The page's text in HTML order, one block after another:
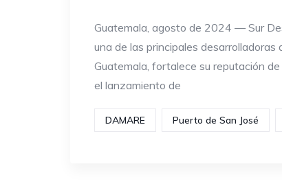
Guatemala, agosto de 2024 — Sur
una de las principales desarrolladoras
Guatemala, fortalece su reputación
el lanzamiento de
DAMARE Puerto de San José